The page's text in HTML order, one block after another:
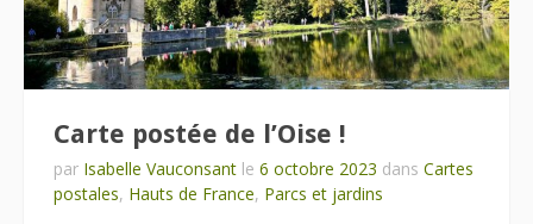
Carte postée de l’Oise !
par Isabelle Vauconsant le 6 octobre 2023 dans Cartes
postales, Hauts de France, Parcs et jardins